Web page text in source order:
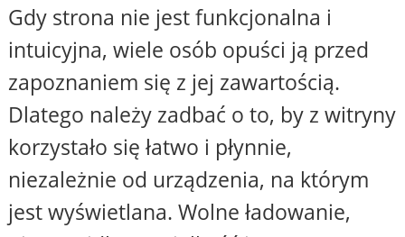
Gdy strona nie jest funkcjonalna i
intuicyjna, wiele osób opuści ją przed
zapoznaniem się z jej zawartością.
Dlatego należy zadbać o to, by z witryny
korzystało się łatwo i płynnie,
niezależnie od urządzenia, na którym
jest wyświetlana. Wolne ładowanie,